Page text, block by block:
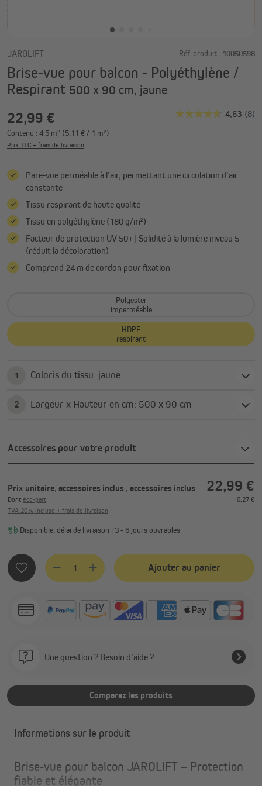
JAROLIFT Réf. produit : 10050598
Brise-vue pour balcon - Polyéthylène /
Respirant 500 x 90 cm, jaune
22,99 €
Contenu : 4.5 m² (5,11 € / 1 m²)
Prix TTC + frais de livraison
Pare-vue perméable à l’air, permettant une circulation d’air
constante
Tissu respirant de haute qualité
Tissu en polyéthylène (180 g/m²)
Facteur de protection UV 50+ | Solidité à la lumière niveau 5
(réduit la décoloration)
Comprend 24 m de cordon pour fixation
Polyester
imperméable
HDPE
respirant
1 Coloris du tissu: jaune
2 Largeur x Hauteur en cm: 500 x 90 cm
Accessoires pour votre produit
Prix unitaire, accessoires inclus , accessoires inclus 22,99 €
Dont éco-part
0,27 €
TVA 20 % incluse + frais de livraison
Disponible, délai de livraison : 3 - 6 jours ouvrables
Quantité de produit : Entrez la quantité souhaitée ou
Ajouter au panier
Une question ? Besoin d’aide ?
Comparez les produits
Informations sur le produit
Brise-vue pour balcon JAROLIFT – Protection
fiable et élégante